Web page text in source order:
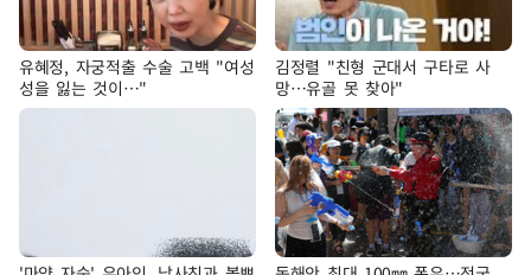
유혜정, 자궁적출 수술 고백 "여성
성을 잃는 것이…"
김정렬 "친형 군대서 구타로 사
망…유골 못 찾아"